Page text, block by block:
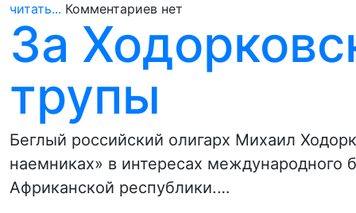
читать... Комментариев нет
За
трупы
Беглый российский олигарх Михаил
наемниках» в интересах
Африканской республики.…